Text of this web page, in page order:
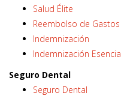
Salud Élite
Reembolso de
Indemnización
Indemnización
Seguro Dental
Seguro Dental